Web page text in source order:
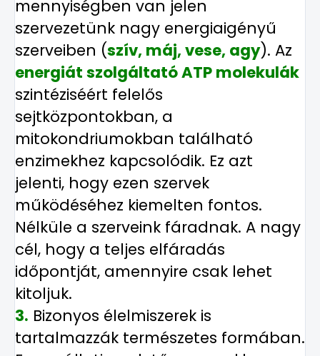
mennyiségben van jelen
szervezetünk nagy energiaigényű
szerveiben (szív, máj, vese, agy). Az
energiát szolgáltató ATP molekulák
szintéziséért felelős
sejtközpontokban, a
mitokondriumokban található
enzimekhez kapcsolódik. Ez azt
jelenti, hogy ezen szervek
működéséhez kiemelten fontos.
Nélküle a szerveink fáradnak. A nagy
cél, hogy a teljes elfáradás
időpontját, amennyire csak lehet
kitoljuk.
3. Bizonyos élelmiszerek is
tartalmazzák természetes formában.